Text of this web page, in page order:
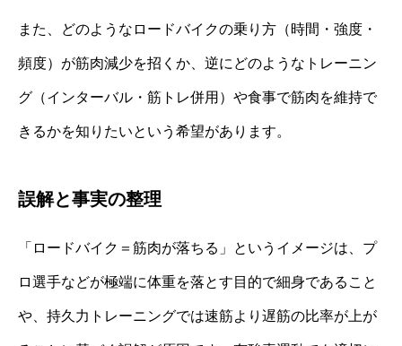
また、どのようなロードバイクの乗り方（時間・強度・
頻度）が筋肉減少を招くか、逆にどのようなトレーニン
グ（インターバル・筋トレ併用）や食事で筋肉を維持で
きるかを知りたいという希望があります。
誤解と事実の整理
「ロードバイク＝筋肉が落ちる」というイメージは、プ
ロ選手などが極端に体重を落とす目的で細身であること
や、持久力トレーニングでは速筋より遅筋の比率が上が